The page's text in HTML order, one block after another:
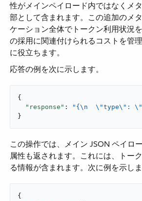
性がメインペイロード内ではなくメ
部として含まれます。この追加のメ
ケーション全体でトークン利用状況
の採用に関連付けられるコストを管
に役立ちます。
応答の例を次に示します。
{
"response" :
"{\n  \"type\":
}
この操作では、メイン JSON ペイロ
属性も返されます。これには、トー
る情報が含まれます。次に例を示しま
{